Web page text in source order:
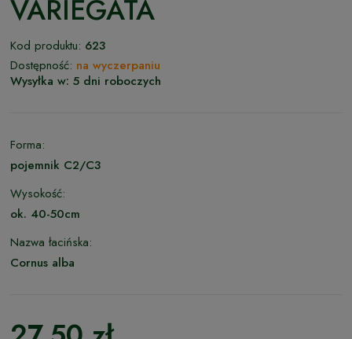
VARIEGATA
Kod produktu: 623
Dostępność: na wyczerpaniu
Wysyłka w: 5 dni roboczych
Forma:
pojemnik C2/C3
Wysokość:
ok. 40-50cm
Nazwa łacińska:
Cornus alba